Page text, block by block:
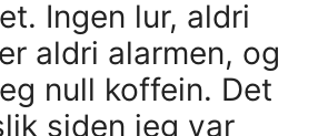
Ingen lur, aldri
aldri alarmen, og
null koffein. Det
siden jeg var